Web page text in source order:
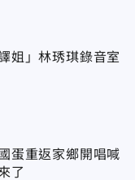
姐」林琇琪錄音室
蛋重返家鄉開唱喊
了